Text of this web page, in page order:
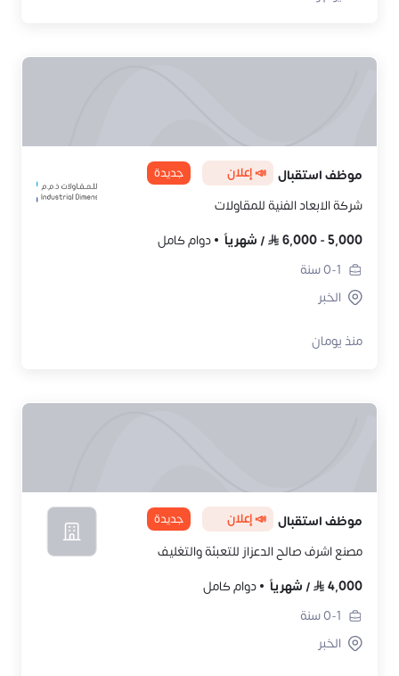
موظف استقبال 📣 إعلان جديدة
شركة الابعاد الفنية للمقاولات
5,000
-
6,000
/ شهرياً
دوام كامل
0-1سنة
الخبر
منذ يومان
موظف استقبال 📣 إعلان جديدة
مصنع اشرف صالح الدعزاز للتعبئة والتغليف
4,000
/ شهرياً
دوام كامل
0-1سنة
الخبر